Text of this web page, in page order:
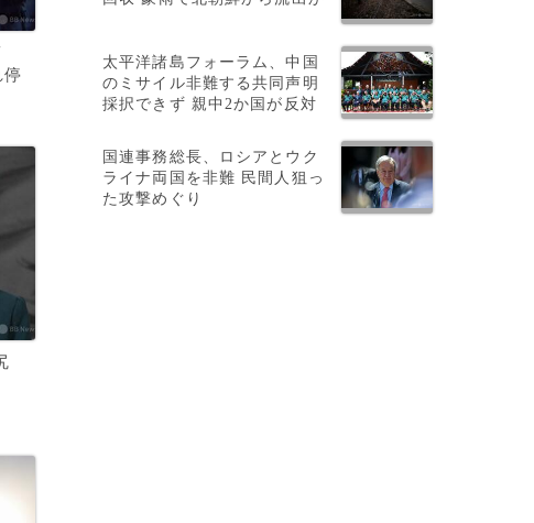
停
太平洋諸島フォーラム、中国
のミサイル非難する共同声明
採択できず 親中2か国が反対
国連事務総長、ロシアとウク
ライナ両国を非難 民間人狙っ
た攻撃めぐり